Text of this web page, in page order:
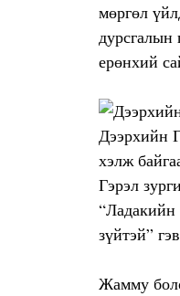
мөргөл
дурсгалын
ерөнхий
Дээрхийн
хэлж
Гэрэл
“Ладакийн
зүйтэй”
Жамму